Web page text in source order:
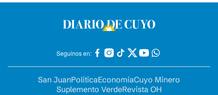
Seguinos en:
San JuanPolíticaEconomíaCuyo Minero
Suplemento VerdeRevista OH